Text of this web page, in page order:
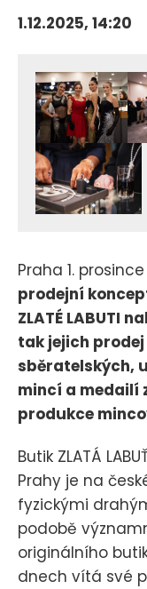
1.12.2025, 14:20
Praha 1.
prodejní
ZLATÉ LABUTI
tak jejich
sběratelských,
mincí a medailí
produkce
Butik ZLATÁ
Prahy je na
fyzickými
podobě
originálního
dnech vítá své